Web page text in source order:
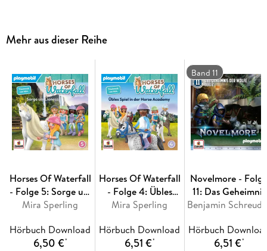
erleben eine böse Überraschung
Mehr aus dieser Reihe
Horses Of Waterfall
- Folge 5: Sorge um
Lioness
Mira Sperling
Hörbuch Download
6,50 €*
Horses Of Waterfall
- Folge 4: Übles
Spiel in der Horse
Mira Sperling
Hörbuch Download
6,51 €*
Band 11
Novelmore -
11: Das Geheimnis
der Wölfe - Teil 2
Benjamin
Hörbuch
6,51 €*